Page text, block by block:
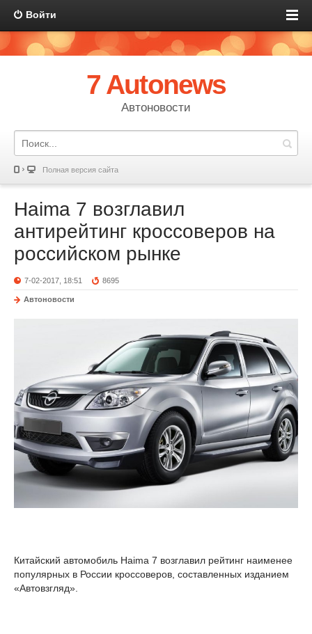
Войти
7 Autonews
Автоновости
Полная версия сайта
Haima 7 возглавил
антирейтинг кроссоверов на
российском рынке
7-02-2017, 18:51 8695
Автоновости
Китайский автомобиль Haima 7 возглавил рейтинг наименее
популярных в России кроссоверов, составленных изданием
«Автовзгляд».